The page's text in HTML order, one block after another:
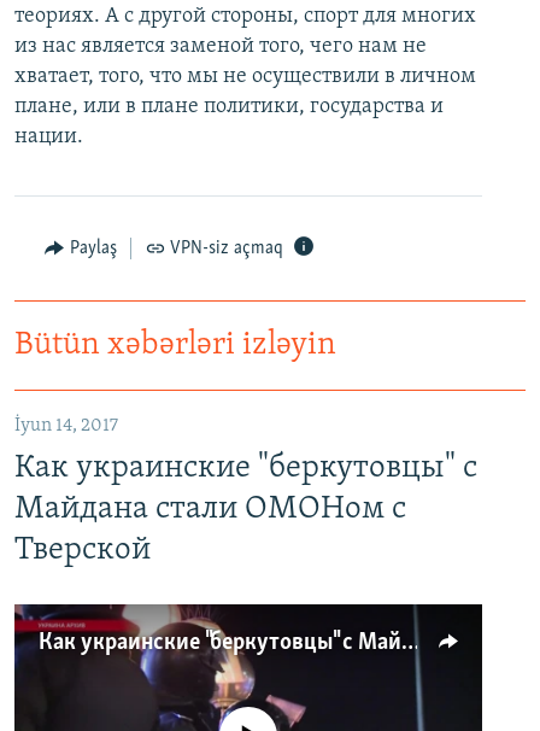
теориях. А с другой стороны, спорт для многих
из нас является заменой того, чего нам не
хватает, того, что мы не осуществили в личном
плане, или в плане политики, государства и
нации.
Paylaş VPN-siz açmaq
Bütün xəbərləri izləyin
İyun 14, 2017
Как украинские "беркутовцы" с
Майдана стали ОМОНом с
Тверской
Как украинские "беркутовцы" с Майдана стали ОМОНом с Тверской